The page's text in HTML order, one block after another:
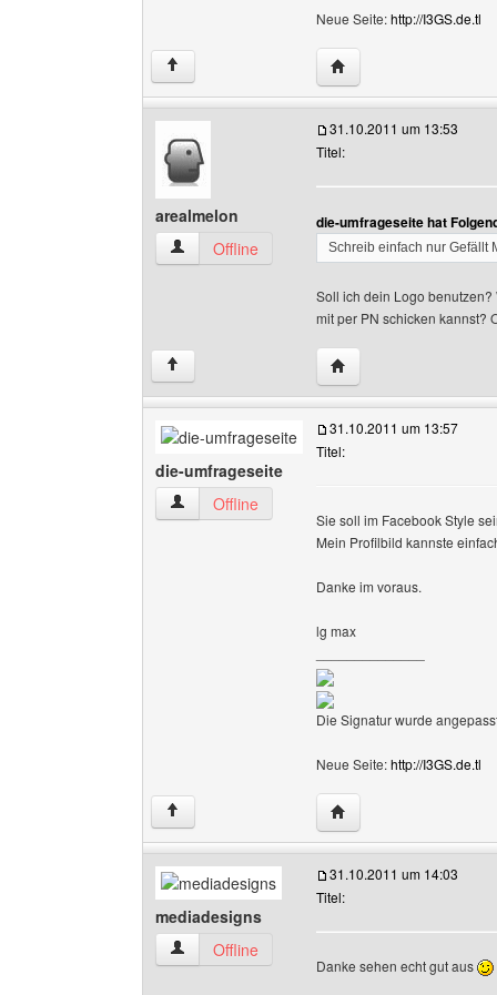
Neue Seite:http://I3GS.de.tl
↑ Website dieses
arealmelon
arealmelon Benutzer-Profile anzeigen
Offline
31.10.2011 um 13:53
Titel:
die-umfrageseite hat
Schreib einfach nur Gefällt
Soll ich dein Logo
mit per PN schicken kannst?
↑ Website dieses
die-umfrageseite
die-umfrageseite Benutzer-Profile anzeigen
Offline
31.10.2011 um 13:57
Titel:
Sie soll im Facebook Style
Mein Profilbild kannste
Danke im voraus.
lg max
Die Signatur wurde
Neue Seite:http://I3GS.de.tl
↑ Website dieses
mediadesigns
mediadesigns Benutzer-Profile anzeigen
Offline
31.10.2011 um 14:03
Titel:
Danke sehen echt gut aus